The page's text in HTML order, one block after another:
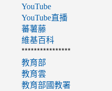
YouTube
YouTube直播
蕃薯藤
維基百科
****************
教育部
教育雲
教育部國教署